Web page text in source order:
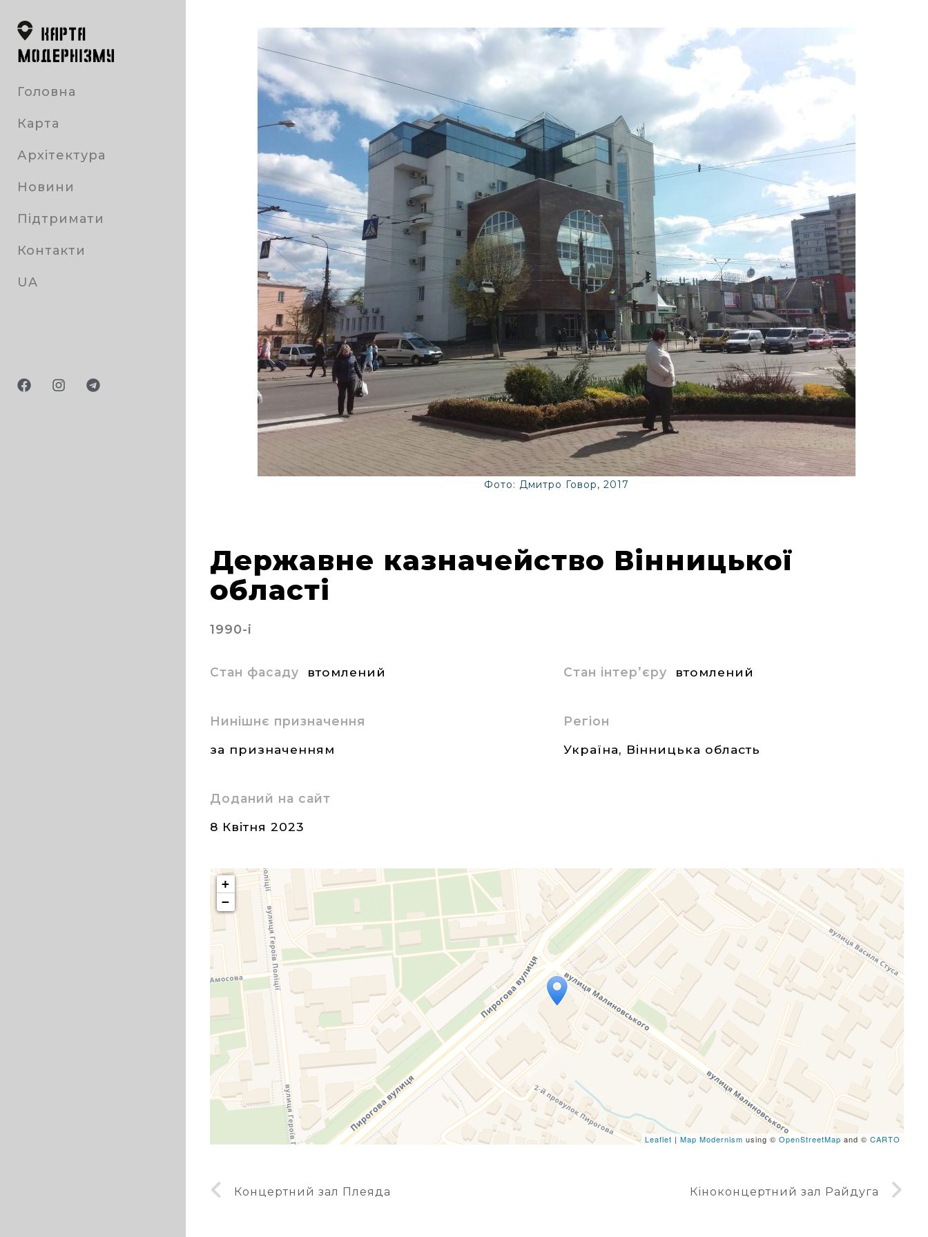
Головна
Карта
Архітектура
Новини
Підтримати
Контакти
UA
Фото: Дмитро Говор, 2017
Державне казначейство Вінницької
області
1990-і
Стан фасаду втомлений Стан інтер’єру втомлений
Нинішнє призначення
за призначенням
Регіон
Україна, Вінницька область
Доданий на сайт
8 Квітня 2023
Travelers' Map is loading...
If you see this after your page is loaded completely, leafletJS files are missing.
+
−
Leaflet | Map Modernism using © OpenStreetMap and © CARTO
Концертний зал Плеяда Кіноконцертний зал Райдуга